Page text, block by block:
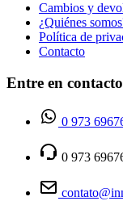
Cambios y
¿Quiénes
Política de
Contacto
Entre en
0 973
0 973